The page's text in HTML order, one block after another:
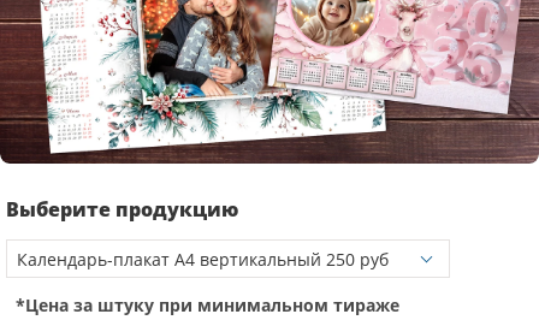
Выберите продукцию
*Цена за штуку при минимальном тираже